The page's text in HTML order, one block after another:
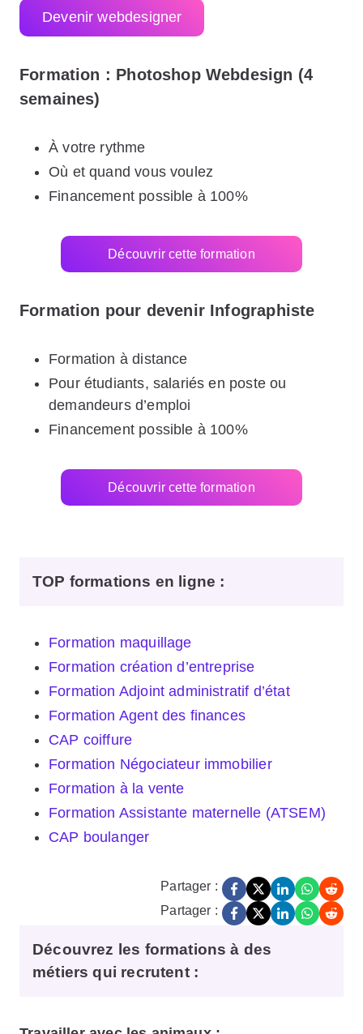
Devenir webdesigner
Formation : Photoshop Webdesign (4
semaines)
À votre rythme
Où et quand vous voulez
Financement possible à 100%
Découvrir cette formation
Formation pour devenir Infographiste
Formation à distance
Pour étudiants, salariés en poste ou
demandeurs d’emploi
Financement possible à 100%
Découvrir cette formation
TOP formations en ligne :
Formation maquillage
Formation création d’entreprise
Formation Adjoint administratif d’état
Formation Agent des finances
CAP coiffure
Formation Négociateur immobilier
Formation à la vente
Formation Assistante maternelle (ATSEM)
CAP boulanger
Partager :
Partager :
Découvrez les formations à des
métiers qui recrutent :